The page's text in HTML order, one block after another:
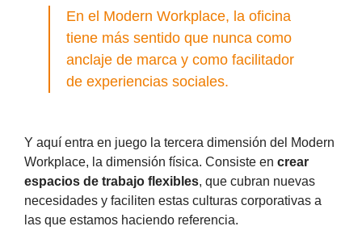
En el Modern Workplace, la oficina
tiene más sentido que nunca como
anclaje de marca y como facilitador
de experiencias sociales.
Y aquí entra en juego la tercera dimensión del Modern
Workplace, la dimensión física. Consiste en crear
espacios de trabajo flexibles, que cubran nuevas
necesidades y faciliten estas culturas corporativas a
las que estamos haciendo referencia.